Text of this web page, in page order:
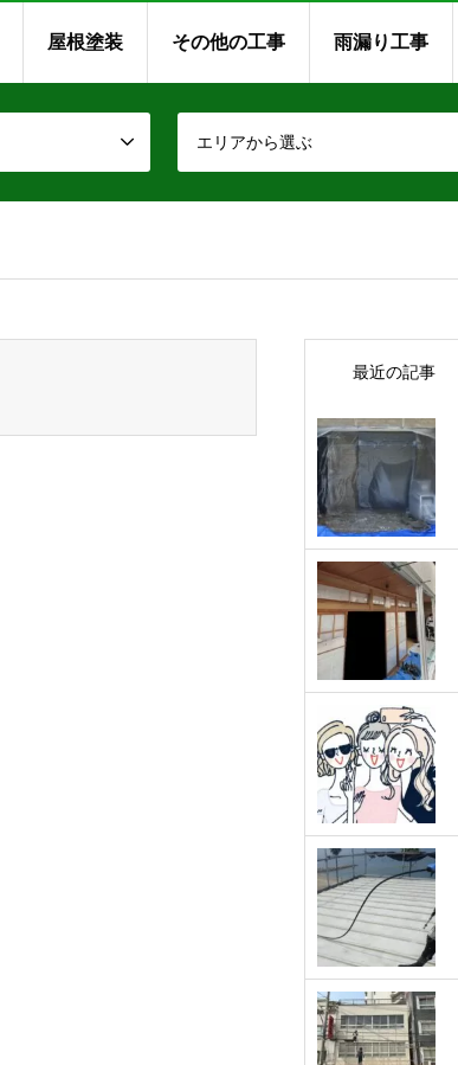
屋根塗装 その他の工事 雨漏り工事
エリアから選ぶ
最近の記事